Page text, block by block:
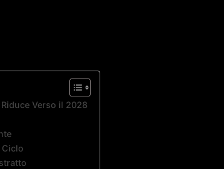
Verso il 2028
Ciclo